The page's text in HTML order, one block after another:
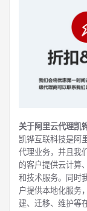
关于阿里云代理凯
凯铧互联科技是阿
代理业务，并且我
的客户提供云计算
和技术服务。同时
户提供本地化服务
建、迁移、维护等